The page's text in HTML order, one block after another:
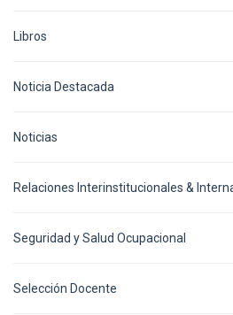
Libros
Noticia Destacada
Noticias
Relaciones Interinstitucionales &
Seguridad y Salud Ocupacional
Selección Docente